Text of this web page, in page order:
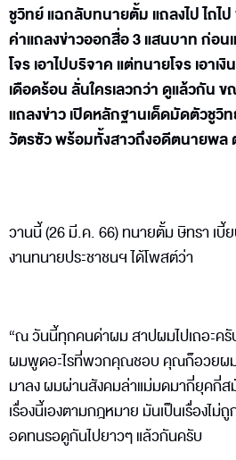
ชูวิทย์ แฉกลับทนายตั้ม แถลงไป ไถไ
ค่าแถลงข่าวออกสื่อ 3 แสนบาท ก่อน
โจร เอาไปบริจาค แต่ทนายโจร เอา
เดือดร้อน ลั่นใครเลวกว่า ดูแล้วกัน
แถลงข่าว เปิดหลักฐานเด็ดมัดตัวชูวิ
วัตรซัว พร้อมทั้งสาวถึงอดีตนายพล
วานนี้ (26 มี.ค. 66) ทนายตั้ม ษิทรา เบี้
งานทนายประชาชนฯ ได้โพสต์ว่า
“ณ วันนี้ทุกคนด่าผม สาปผมไปเถอะครั
ผมพูดอะไรที่พวกคุณชอบ คุณก็อวยผ
มาลง ผมผ่านสังคมล่าแม่มดมากี่ยุคกี่สมั
เรื่องนี้เองตามกฎหมาย มันเป็นเรื่องไ
อดทนรอดูกันไปยาวๆ แล้วกันครับ